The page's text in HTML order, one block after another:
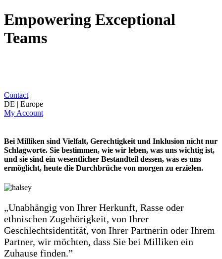
Empowering Exceptional
Teams
Contact
DE | Europe
My Account
Bei Milliken sind Vielfalt, Gerechtigkeit und Inklusion nicht nur
Schlagworte. Sie bestimmen, wie wir leben, was uns wichtig ist,
und sie sind ein wesentlicher Bestandteil dessen, was es uns
ermöglicht, heute die Durchbrüche von morgen zu erzielen.
„Unabhängig von Ihrer Herkunft, Rasse oder
ethnischen Zugehörigkeit, von Ihrer
Geschlechtsidentität, von Ihrer Partnerin oder Ihrem
Partner, wir möchten, dass Sie bei Milliken ein
Zuhause finden.”